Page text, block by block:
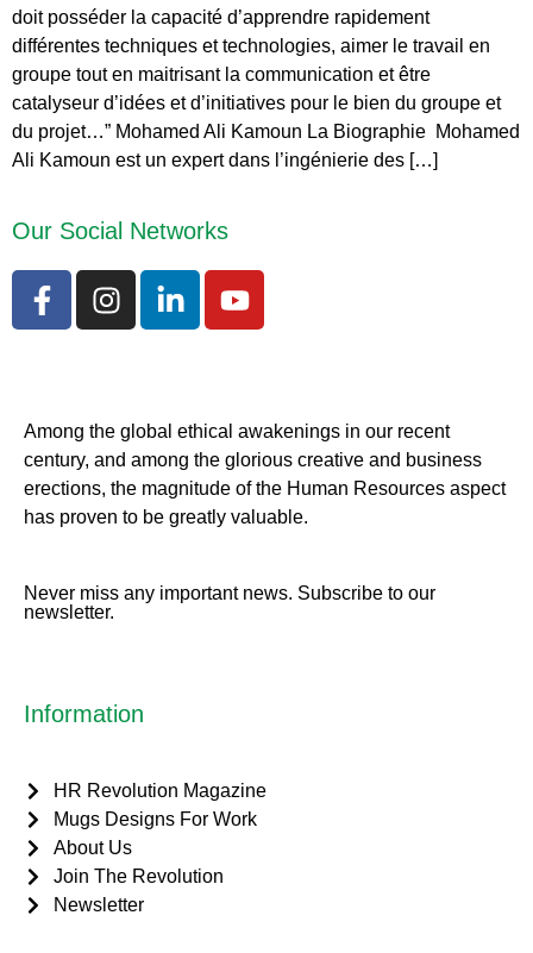
doit posséder la capacité d’apprendre rapidement
différentes techniques et technologies, aimer le travail en
groupe tout en maitrisant la communication et être
catalyseur d’idées et d’initiatives pour le bien du groupe et
du projet…” Mohamed Ali Kamoun La Biographie Mohamed
Ali Kamoun est un expert dans l’ingénierie des […]
Our Social Networks
Among the global ethical awakenings in our recent
century, and among the glorious creative and business
erections, the magnitude of the Human Resources aspect
has proven to be greatly valuable.
Never miss any important news. Subscribe to our
newsletter.
Information
HR Revolution Magazine
Mugs Designs For Work
About Us
Join The Revolution
Newsletter